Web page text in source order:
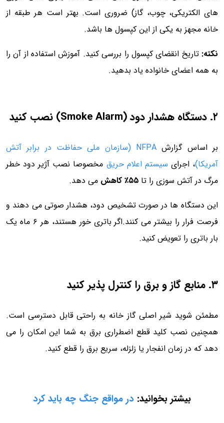
های الکتریکی، چوب، گاز) ضروری است. بهتر است هر طبقه از
خانه مجهز به یکی از این کپسول ها باشد.
نکته: تاریخ انقضای کپسول را بررسی کنید. آموزش استفاده از آن را
به همه اعضای خانواده یاد بدهید.
۲. دستگاه هشدار دود (Smoke Alarm) نصب کنید
بر اساس گزارش
NFPA (سازمان ملی حفاظت در برابر آتش
آمریکا)، اجرای سیستم اعلام حریق مخصوصا نصب آژیر دود خطر
مرگ در آتش سوزی را تا ۵۵٪ کاهش
می دهد.
این دستگاه ها در صورت تشخیص دود، هشدار صوتی می دهند و
فرصت فرار را بیشتر می کنند.اگر باتری خور هستند، هر ۶ ماه یک
بار باتری را تعویض کنید.
۳. منابع گاز و برق را کنترل پذیر کنید
مطمئن شوید شیر اصلی گاز خانه به راحتی قابل دسترسی است.
همچنین نصب کلید قطع اضطراری برق به شما این امکان را می
دهد که در زمان انفجار یا زلزله، سریع برق را قطع کنید.
بیشتر بخوانید: در مواقع جنگ چه باید کرد